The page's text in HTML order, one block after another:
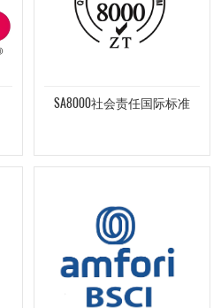
SA8000社会责任国际标准